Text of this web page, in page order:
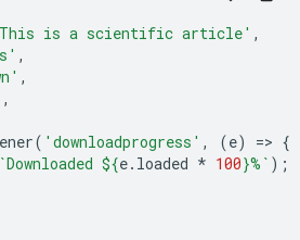
is a scientific article' ,
,
,
,
( 'downloadprogress' , (e) => {
`Downloaded ${e. loaded * 100}%` );